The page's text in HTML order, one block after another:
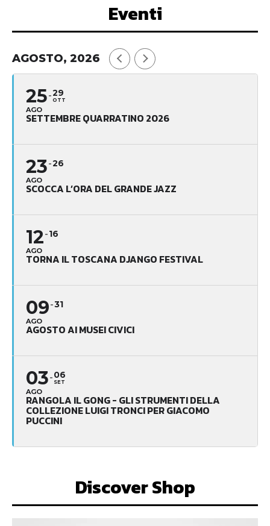
Eventi
AGOSTO, 2026
25
AGO
29
OTT
SETTEMBRE QUARRATINO 2026
23
AGO
26
SCOCCA L’ORA DEL GRANDE JAZZ
12
AGO
16
TORNA IL TOSCANA DJANGO FESTIVAL
09
AGO
31
AGOSTO AI MUSEI CIVICI
03
AGO
06
SET
RANGOLA IL GONG - GLI STRUMENTI DELLA
COLLEZIONE LUIGI TRONCI PER GIACOMO
PUCCINI
Discover Shop